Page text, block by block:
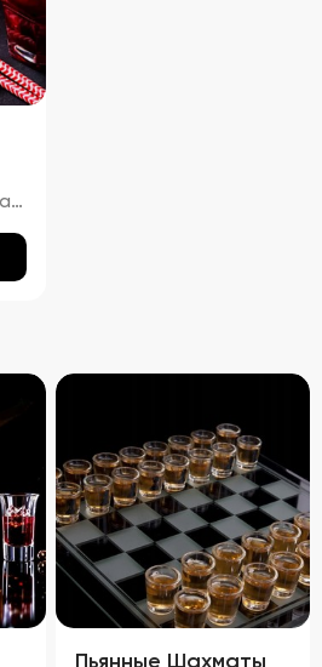
Авторский микс от кальянных мастеров - Домашний ягодный морс, изготовленный по всем традициям в основе которого клубника и черника.
Пьянные Шахматы